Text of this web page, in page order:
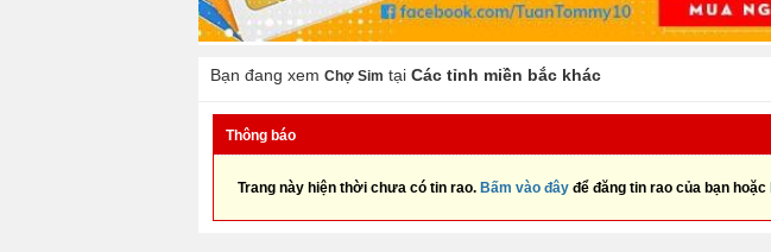
Bạn đang xem Chợ Sim tại Các tỉnh miền bắc khác
Thông báo
Trang này hiện thời chưa có tin rao. Bấm vào đây để đăng tin rao của bạn hoặc